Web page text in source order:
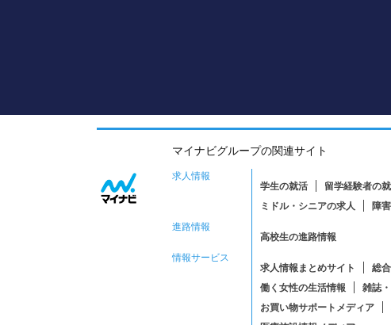
マイナビグループの関連サイト
求人情報
学生の就活
留学経験者の
ミドル・シニアの求人
障
進路情報
高校生の進路情報
情報サービス
求人情報まとめサイト
総
働く女性の生活情報
雑誌
お買い物サポートメディア